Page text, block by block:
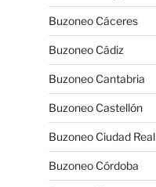
Buzoneo Cáceres
Buzoneo Cádiz
Buzoneo Cantabria
Buzoneo Castellón
Buzoneo Ciudad Real
Buzoneo Córdoba